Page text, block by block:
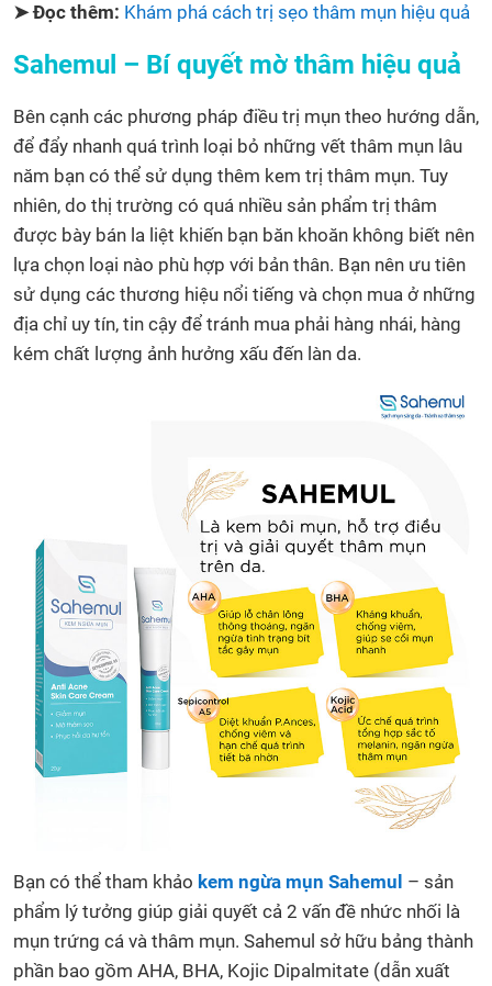
➤ Đọc thêm: Khám phá cách trị sẹo thâm mụn hiệu quả
Sahemul – Bí quyết mờ thâm hiệu quả
Bên cạnh các phương pháp điều trị mụn theo hướng dẫn,
để đẩy nhanh quá trình loại bỏ những vết thâm mụn lâu
năm bạn có thể sử dụng thêm kem trị thâm mụn. Tuy
nhiên, do thị trường có quá nhiều sản phẩm trị thâm
được bày bán la liệt khiến bạn băn khoăn không biết nên
lựa chọn loại nào phù hợp với bản thân. Bạn nên ưu tiên
sử dụng các thương hiệu nổi tiếng và chọn mua ở những
địa chỉ uy tín, tin cậy để tránh mua phải hàng nhái, hàng
kém chất lượng ảnh hưởng xấu đến làn da.
Bạn có thể tham khảo kem ngừa mụn Sahemul – sản
phẩm lý tưởng giúp giải quyết cả 2 vấn đề nhức nhối là
mụn trứng cá và thâm mụn. Sahemul sở hữu bảng thành
phần bao gồm AHA, BHA, Kojic Dipalmitate (dẫn xuất